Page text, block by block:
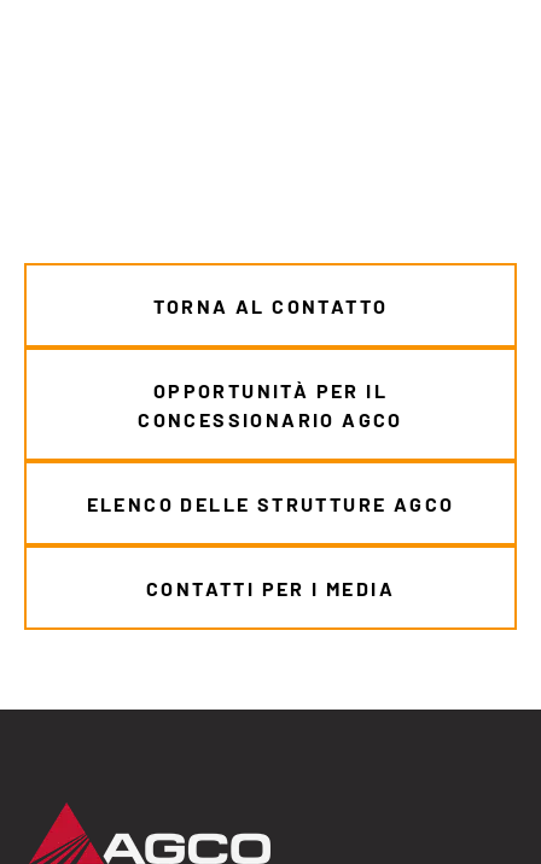
TORNA AL CONTATTO
OPPORTUNITÀ PER IL
CONCESSIONARIO AGCO
ELENCO DELLE STRUTTURE AGCO
CONTATTI PER I MEDIA